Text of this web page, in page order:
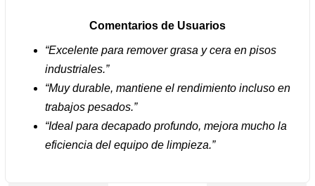
Comentarios de Usuarios
“Excelente para remover grasa y cera en pisos
industriales.”
“Muy durable, mantiene el rendimiento incluso en
trabajos pesados.”
“Ideal para decapado profundo, mejora mucho la
eficiencia del equipo de limpieza.”